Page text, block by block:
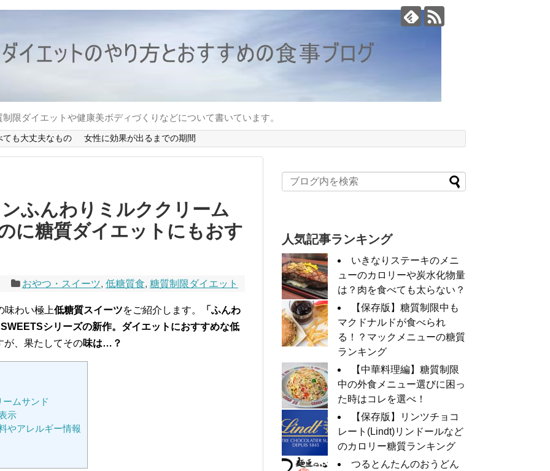
限ダイエットや健康美ボディづくりなどについて書いています。
ても大丈夫なもの 女性に効果が出るまでの期間
ふんわりミルククリーム
に糖質ダイエットにもおす
おやつ・スイーツ, 低糖質食, 糖質制限ダイエット
味わい極上低糖質スイーツをご紹介します。
「ふんわ
シリーズの新作。ダイエットにおすすめな低
が、果たしてその味は…？
ムサンド
示
やアレルギー情報
人気記事ランキング
いきなりステーキのメニ
ューのカロリーや炭水化物量
は？肉を食べても太らない？
【保存版】糖質制限中も
マクドナルドが食べられ
る！？マックメニューの糖質
ランキング
【中華料理編】糖質制限
中の外食メニュー選びに困っ
た時はコレを選べ！
【保存版】リンツチョコ
レート(Lindt)リンドールなど
のカロリー糖質ランキング
つるとんたんのおうどん